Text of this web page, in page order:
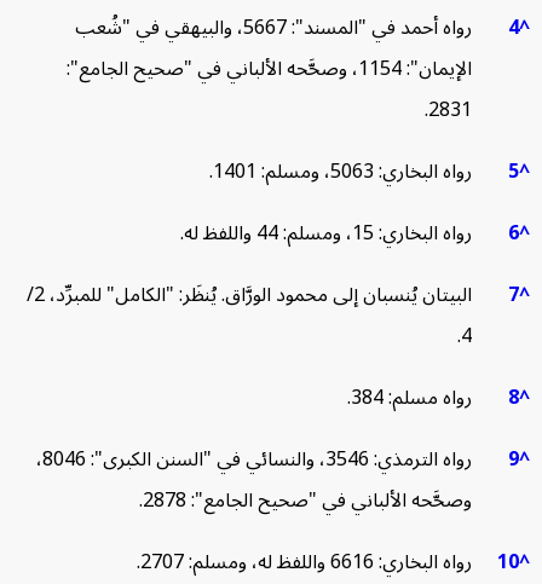
4
رواه أحمد في "المسند": 5667، والبيهقي في "شُعب
الإيمان": 1154، وصحَّحه الألباني في "صحيح الجامع":
2831.
5
رواه البخاري: 5063، ومسلم: 1401.
6
رواه البخاري: 15، ومسلم: 44 واللفظ له.
7
البيتان يُنسبان إلى محمود الورَّاق. يُنظَر: "الكامل" للمبرِّد، 2/
8
رواه مسلم: 384.
9
رواه الترمذي: 3546، والنسائي في "السنن الكبرى": 8046،
وصحَّحه الألباني في "صحيح الجامع": 2878.
10
رواه البخاري: 6616 واللفظ له، ومسلم: 2707.